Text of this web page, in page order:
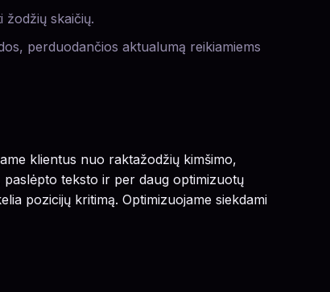
žodžių skaičių.
perduodančios aktualumą reikiamiems
klientus nuo raktažodžių kimšimo,
paslėpto teksto ir per daug optimizuotų
pozicijų kritimą. Optimizuojame siekdami